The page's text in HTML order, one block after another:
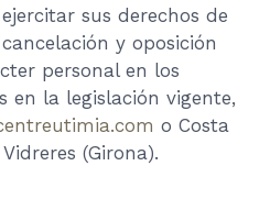
sus derechos de
y oposición
personal en los
en la legislación vigente,
o Costa
(Girona).